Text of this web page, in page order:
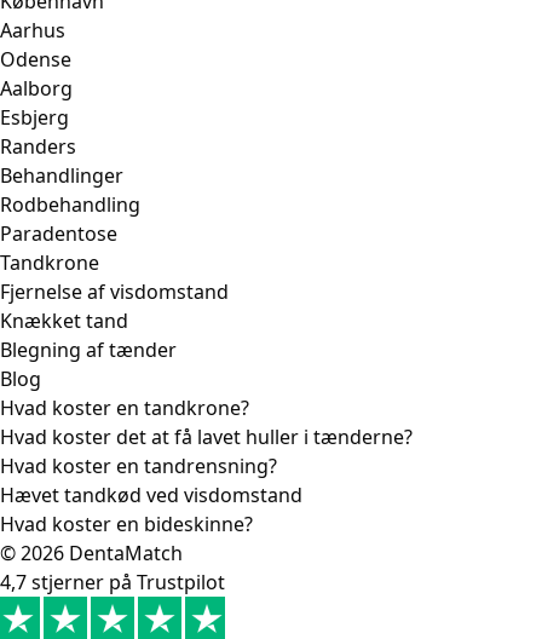
Aarhus
Odense
Aalborg
Esbjerg
Randers
Behandlinger
Rodbehandling
Paradentose
Tandkrone
Fjernelse af visdomstand
Knækket tand
Blegning af tænder
Blog
Hvad koster en tandkrone?
Hvad koster det at få lavet huller i tænderne?
Hvad koster en tandrensning?
Hævet tandkød ved visdomstand
Hvad koster en bideskinne?
© 2026 DentaMatch
4,7 stjerner på Trustpilot